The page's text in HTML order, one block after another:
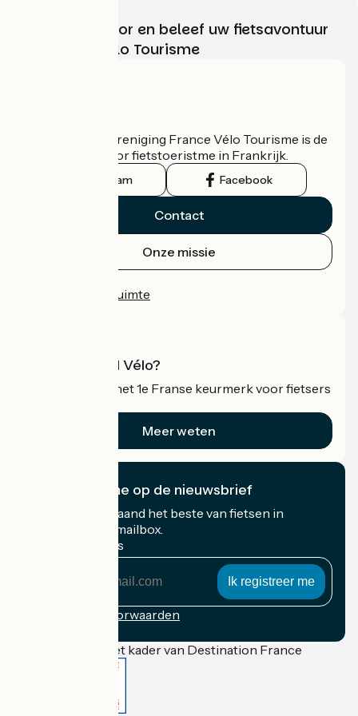
Kies, bereid voor en beleef uw fietsavontuur
met France Vélo Tourisme
De nationale vereniging France Vélo Tourisme is de
officiële gids voor fietstoeristme in Frankrijk.
Instagram Facebook
Contact
Onze missie
Professionele ruimte
Wat is Accueil Vélo?
Accueil Vélo is het 1e Franse keurmerk voor fietsers
Meer weten
Ik abonneer me op de nieuwsbrief
Ontvang elke maand het beste van fietsen in
Frankrijk in uw mailbox.
Mijn e-mailadres
Inschrijvingsvoorwaarden
Gefinancierd in het kader van Destination France